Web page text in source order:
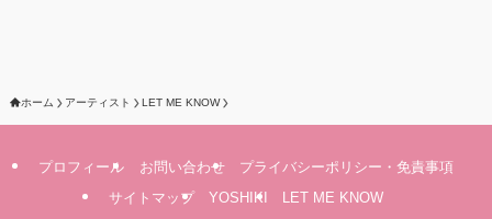
ホーム アーティスト LET ME KNOW
プロフィール お問い合わせ
プライバシーポリシー・免責事項
サイトマップ
YOSHIKI LET ME KNOW